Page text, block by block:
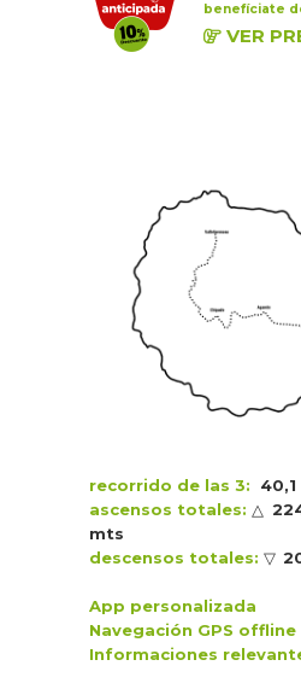
benefíciate
VER
recorrido de las 3: 40,1
ascensos totales: △
mts
descensos totales: ▽
App personalizada
Navegación GPS offline
Informaciones